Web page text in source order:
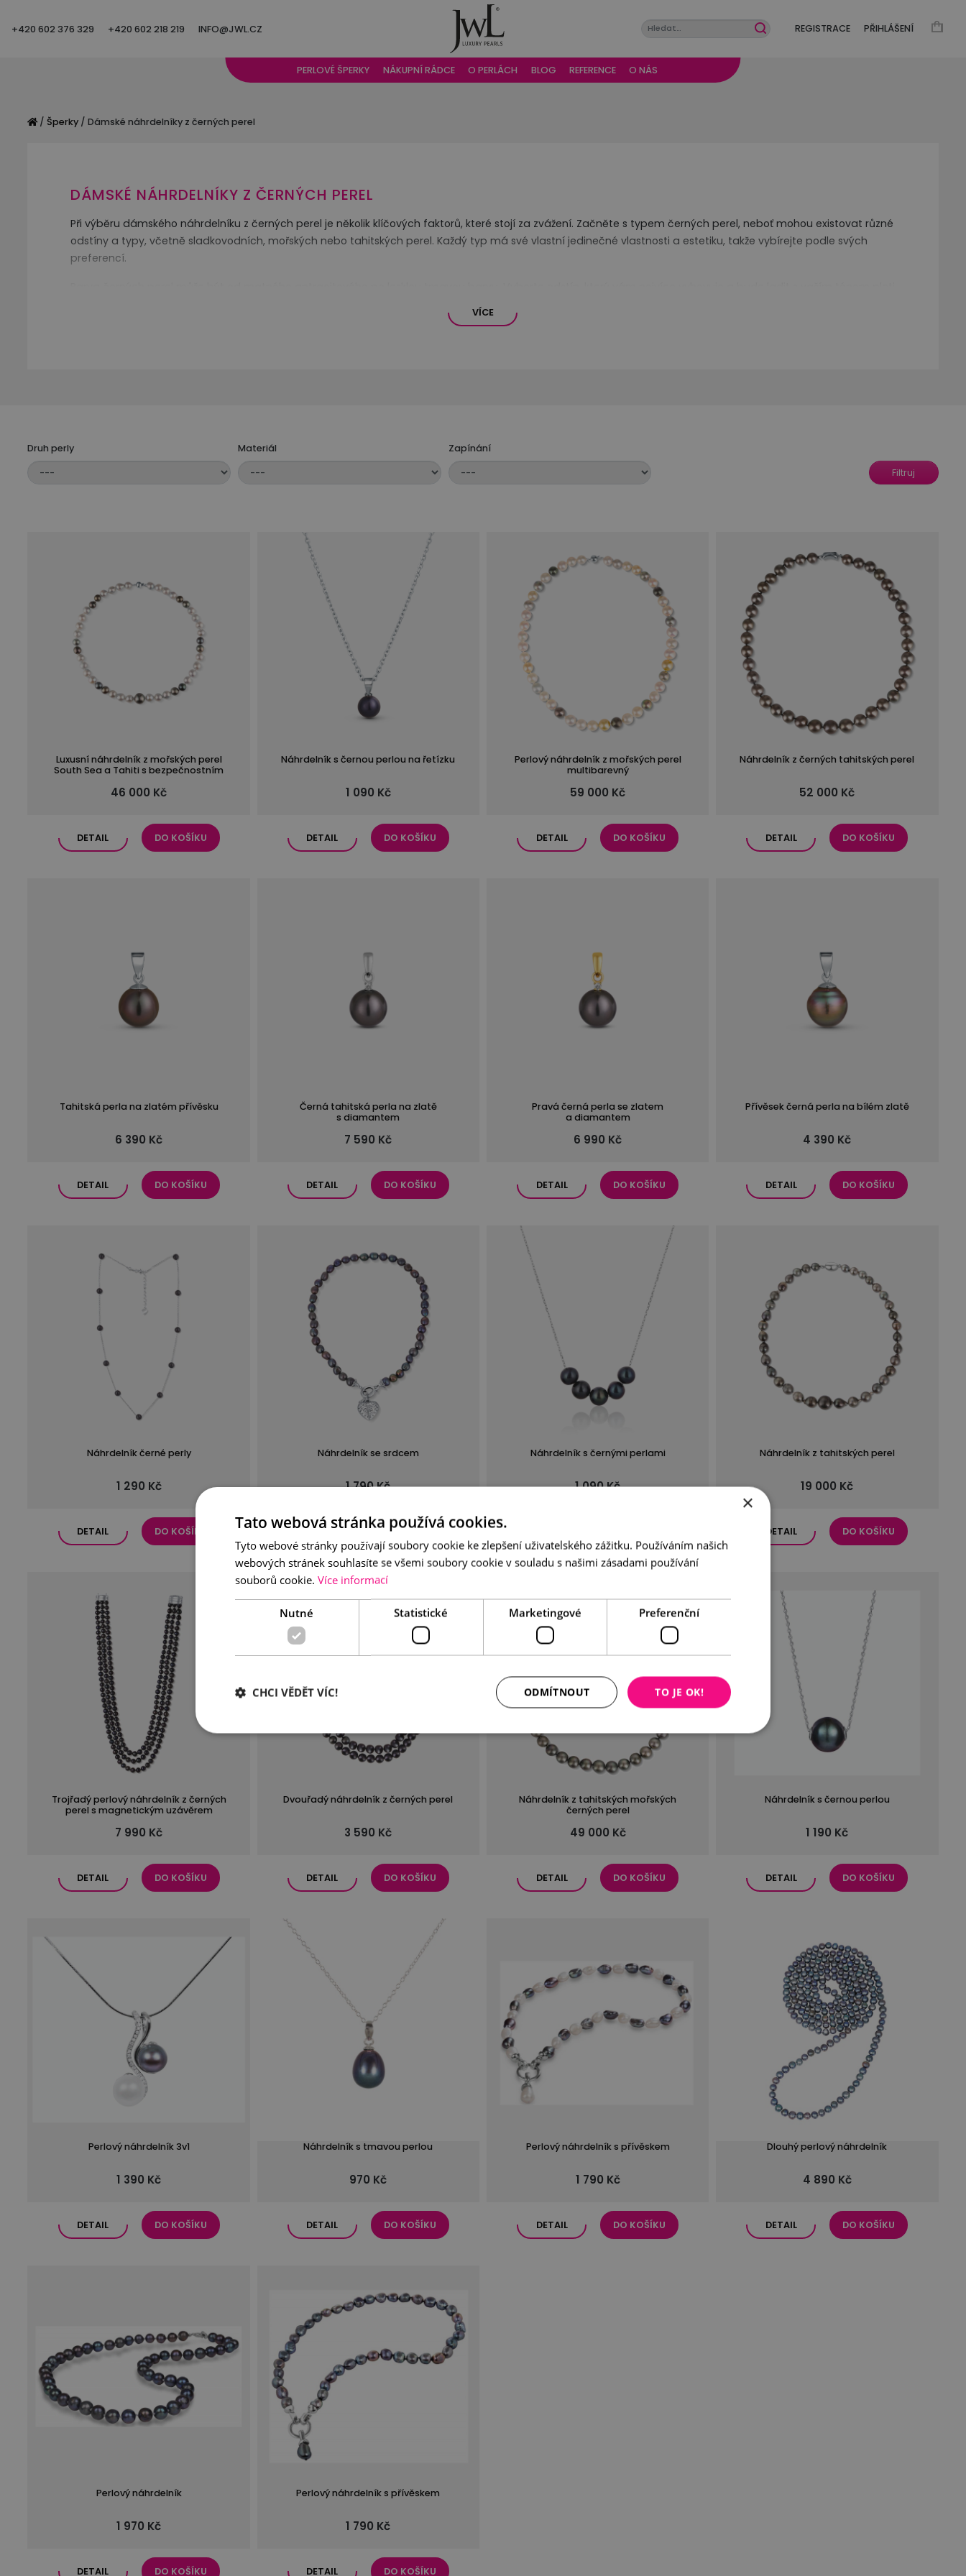
+420 602 376 329 +420 602 218 219 INFO@JWL.CZ
PERLOVÉ ŠPERKY NÁKUPNÍ RÁDCE O PERLÁCH BLOG REFERENCE O NÁS
REGISTRACE PŘIHLÁŠENÍ
/Šperky / Dámské náhrdelníky z černých perel
DÁMSKÉ NÁHRDELNÍKY Z ČERNÝCH PEREL
Při výběru dámského náhrdelníku z černých perel je několik klíčových faktorů, které stojí za zvážení. Začněte s typem černých perel, neboť mohou existovat různé
odstíny a typy, včetně sladkovodních, mořských nebo tahitských perel. Každý typ má své vlastní jedinečné vlastnosti a estetiku, takže vybírejte podle svých
preferencí.
Vyberte design, který odpovídá vašemu osobnímu stylu a představám o eleganci.
Uzávěrky náhrdelníku by měly být bezpečné a pohodlné. Zvolte typ uzávěrky, který vám vyhovuje a zároveň zajistí správné držení náhrdelníku.
VÍCE
Druh perly Materiál
Zapínání
Filtruj
Luxusní náhrdelník z mořských perel
South Sea a Tahiti s bezpečnostním
46 000 Kč
DETAIL DO KOŠÍKU
Náhrdelník s černou perlou na řetízku
1 090 Kč
DETAIL DO KOŠÍKU
Perlový náhrdelník z mořských perel
multibarevný
59 000 Kč
DETAIL DO KOŠÍKU
Náhrdelník z černých tahitských perel
52 000 Kč
DETAIL DO KOŠÍKU
Tahitská perla na zlatém přívěsku
6 390 Kč
DETAIL DO KOŠÍKU
Černá tahitská perla na zlatě
s diamantem
7 590 Kč
DETAIL DO KOŠÍKU
Pravá černá perla se zlatem
a diamantem
6 990 Kč
DETAIL DO KOŠÍKU
Přívěsek černá perla na bílém zlatě
4 390 Kč
DETAIL DO KOŠÍKU
Náhrdelník černé perly
1 290 Kč
DETAIL DO KOŠÍKU
Náhrdelník se srdcem
1 790 Kč
DETAIL DO KOŠÍKU
Náhrdelník s černými perlami
1 090 Kč
Náhrdelník z tahitských perel
19 000 Kč
DETAIL DO KOŠÍKU
Trojřadý perlový náhrdelník z černých
perel s magnetickým uzávěrem
7 990 Kč
DETAIL DO KOŠÍKU
Dvouřadý náhrdelník z černých perel
3 590 Kč
DETAIL DO KOŠÍKU
Náhrdelník z tahitských mořských
černých perel
49 000 Kč
DETAIL DO KOŠÍKU
Náhrdelník s černou perlou
1 190 Kč
DETAIL DO KOŠÍKU
Perlový náhrdelník 3v1
1 390 Kč
DETAIL DO KOŠÍKU
Náhrdelník s tmavou perlou
970 Kč
DETAIL DO KOŠÍKU
Perlový náhrdelník s přívěskem
1 790 Kč
DETAIL DO KOŠÍKU
Dlouhý perlový náhrdelník
4 890 Kč
DETAIL DO KOŠÍKU
Perlový náhrdelník
1 970 Kč
DETAIL DO KOŠÍKU
Perlový náhrdelník s přívěskem
1 790 Kč
DETAIL DO KOŠÍKU
×
Tato webová stránka používá cookies.
Tyto webové stránky používají soubory cookie ke zlepšení uživatelského zážitku. Používáním našich
webových stránek souhlasíte se všemi soubory cookie v souladu s našimi zásadami používání
souborů cookie. Více informací
Nutné Statistické Marketingové Preferenční
TO JE OK!
ODMÍTNOUT
CHCI VĚDĚT VÍC!